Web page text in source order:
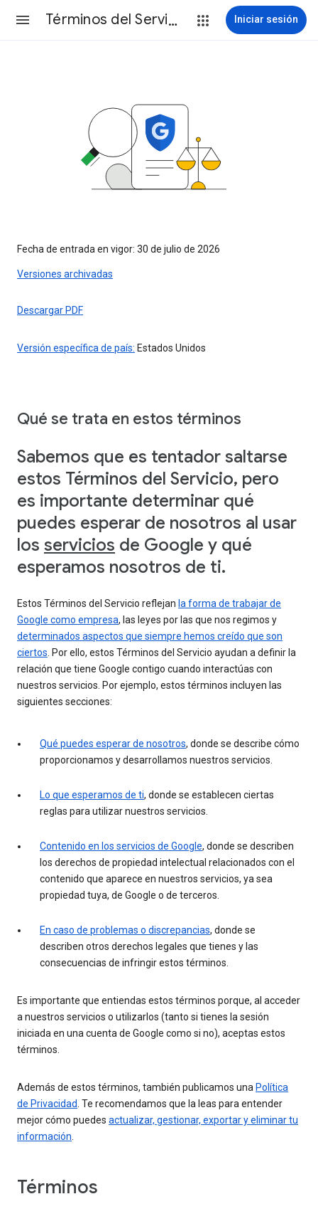
Términos del Servicio Iniciar sesión
Fecha de entrada en vigor: 30 de julio de 2026
Versiones archivadas
Descargar PDF
Versión específica de país: Estados Unidos
Qué se trata en estos términos
Sabemos que es tentador saltarse
estos Términos del Servicio, pero
es importante determinar qué
puedes esperar de nosotros al usar
los servicios de Google y qué
esperamos nosotros de ti.
Estos Términos del Servicio reflejan la forma de trabajar de
Google como empresa, las leyes por las que nos regimos y
determinados aspectos que siempre hemos creído que son
ciertos . Por ello, estos Términos del Servicio ayudan a definir la
relación que tiene Google contigo cuando interactúas con
nuestros servicios. Por ejemplo, estos términos incluyen las
siguientes secciones:
Qué puedes esperar de nosotros, donde se describe cómo
proporcionamos y desarrollamos nuestros servicios.
Lo que esperamos de ti, donde se establecen ciertas
reglas para utilizar nuestros servicios.
Contenido en los servicios de Google, donde se describen
los derechos de propiedad intelectual relacionados con el
contenido que aparece en nuestros servicios, ya sea
propiedad tuya, de Google o de terceros.
En caso de problemas o discrepancias, donde se
describen otros derechos legales que tienes y las
consecuencias de infringir estos términos.
Es importante que entiendas estos términos porque, al acceder
a nuestros servicios o utilizarlos (tanto si tienes la sesión
iniciada en una cuenta de Google como si no), aceptas estos
términos.
Además de estos términos, también publicamos una Política
de Privacidad . Te recomendamos que la leas para entender
mejor cómo puedes actualizar, gestionar, exportar y eliminar tu
información
Términos